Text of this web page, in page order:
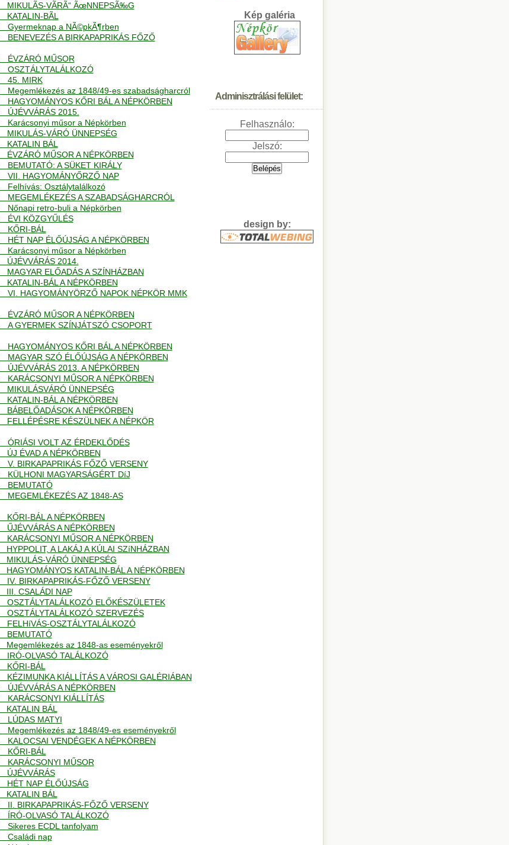
VÃRÃ“ ÃœNNEPSÃ‰G
BÃL
a NÃ©pkÃ¶rben
A BIRKAPAPRIKÁS FŐZŐ
ÉVZÁRÓ MŰSOR
45. MIRK
az 1848/49-es szabadságharcról
KŐRI BÁL A NÉPKÖRBEN
2015.
műsor a Népkörben
VÁRÓ ÜNNEPSÉG
BÁL
MŰSOR A NÉPKÖRBEN
A SÜKET KIRÁLY
HAGYOMÁNYŐRZŐ NAP
Felhívás: Osztálytalálkozó
A SZABADSÁGHARCRÓL
retro-buli a Népkörben
ÉVI KÖZGYŰLÉS
KŐRI-BÁL
NAP ÉLŐÚJSÁG A NÉPKÖRBEN
műsor a Népkörben
2014.
ELŐADÁS A SZÍNHÁZBAN
BÁL A NÉPKÖRBEN
HAGYOMÁNYÖRZŐ NAPOK NÉPKÖR MMK
MŰSOR A NÉPKÖRBEN
GYERMEK SZÍNJÁTSZÓ CSOPORT
KŐRI BÁL A NÉPKÖRBEN
SZÓ ÉLŐÚJSÁG A NÉPKÖRBEN
2013. A NÉPKÖRBEN
MŰSOR A NÉPKÖRBEN
ÜNNEPSÉG
BÁL A NÉPKÖRBEN
A NÉPKÖRBEN
KÉSZÜLNEK A NÉPKÖR
VOLT AZ ÉRDEKLŐDÉS
ÉVAD A NÉPKÖRBEN
BIRKAPAPRIKÁS FŐZŐ VERSENY
MAGYARSÁGÉRT DíJ
BEMUTATÓ
AZ 1848-AS
BÁL A NÉPKÖRBEN
A NÉPKÖRBEN
MŰSOR A NÉPKÖRBEN
A LAKÁJ A KÚLAI SZíNHÁZBAN
VÁRÓ ÜNNEPSÉG
KATALIN-BÁL A NÉPKÖRBEN
BIRKAPAPRIKÁS-FŐZŐ VERSENY
CSALÁDI NAP
ELŐKÉSZÜLETEK
SZERVEZÉS
OSZTÁLYTALÁLKOZÓ
BEMUTATÓ
az 1848-as eseményekről
OLVASÓ TALÁLKOZÓ
BÁL
KIÁLLÍTÁS A VÁROSI GALÉRIÁBAN
A NÉPKÖRBEN
KIÁLLÍTÁS
BÁL
LÚDAS MATYI
az 1848/49-es eseményekről
VENDÉGEK A NÉPKÖRBEN
KŐRI-BÁL
MŰSOR
ÚJÉVVÁRÁS
NAP ÉLŐÚJSÁG
BÁL
BIRKAPAPRIKÁS-FŐZŐ VERSENY
OLVASÓ TALÁLKOZÓ
ECDL tanfolyam
Családi nap
Kép galéria
Adminisztrálási felület:
Felhasználo:
Jelszó:
design by: